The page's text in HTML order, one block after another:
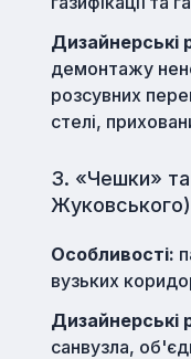
Дизайнерські
демонтажу
розсувних
стелі,
3. «Чешки»
Жуковського)
Особливості:
вузьких
Дизайнерські
санвузла,